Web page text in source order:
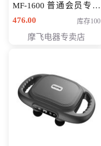
MF-1600 普通会员专享
价298元
476.00 库存100
摩飞电器专卖店